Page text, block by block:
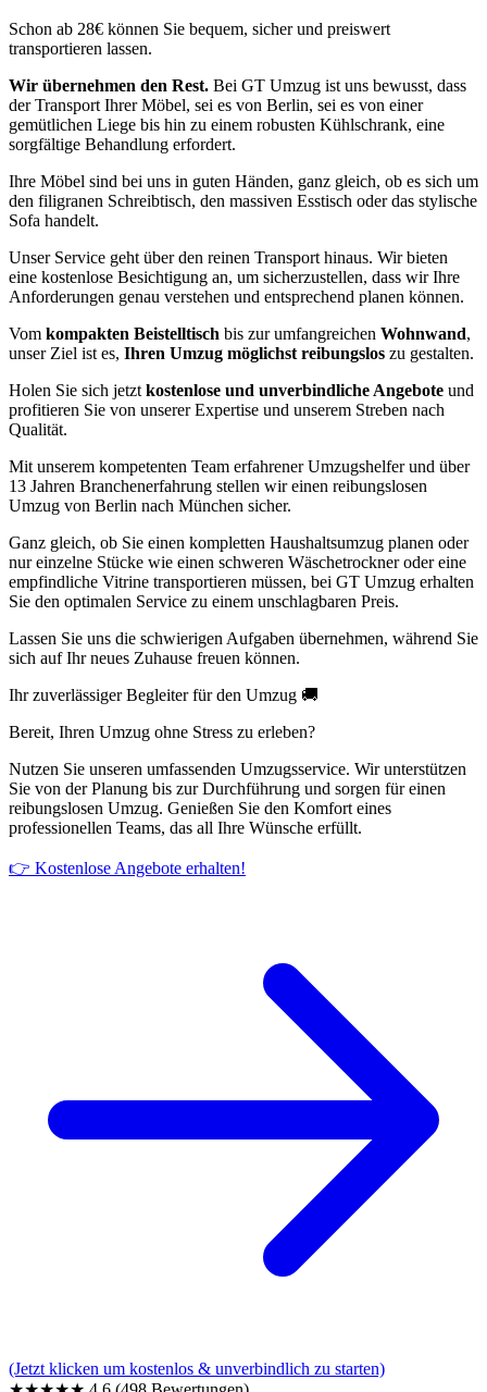
Schon ab 28€ können Sie bequem, sicher und preiswert
transportieren lassen.
Wir übernehmen den Rest. Bei GT Umzug ist uns bewusst, dass
der Transport Ihrer Möbel, sei es von Berlin, sei es von einer
gemütlichen Liege bis hin zu einem robusten Kühlschrank, eine
sorgfältige Behandlung erfordert.
Ihre Möbel sind bei uns in guten Händen, ganz gleich, ob es sich um
den filigranen Schreibtisch, den massiven Esstisch oder das stylische
Sofa handelt.
Unser Service geht über den reinen Transport hinaus. Wir bieten
eine kostenlose Besichtigung an, um sicherzustellen, dass wir Ihre
Anforderungen genau verstehen und entsprechend planen können.
Vom kompakten Beistelltisch bis zur umfangreichen Wohnwand,
unser Ziel ist es, Ihren Umzug möglichst reibungslos zu gestalten.
Holen Sie sich jetzt kostenlose und unverbindliche Angebote und
profitieren Sie von unserer Expertise und unserem Streben nach
Qualität.
Mit unserem kompetenten Team erfahrener Umzugshelfer und über
13 Jahren Branchenerfahrung stellen wir einen reibungslosen
Umzug von Berlin nach München sicher.
Ganz gleich, ob Sie einen kompletten Haushaltsumzug planen oder
nur einzelne Stücke wie einen schweren Wäschetrockner oder eine
empfindliche Vitrine transportieren müssen, bei GT Umzug erhalten
Sie den optimalen Service zu einem unschlagbaren Preis.
Lassen Sie uns die schwierigen Aufgaben übernehmen, während Sie
sich auf Ihr neues Zuhause freuen können.
Ihr zuverlässiger Begleiter für den Umzug 🚚
Bereit, Ihren Umzug ohne Stress zu erleben?
Nutzen Sie unseren umfassenden Umzugsservice. Wir unterstützen
Sie von der Planung bis zur Durchführung und sorgen für einen
reibungslosen Umzug. Genießen Sie den Komfort eines
professionellen Teams, das all Ihre Wünsche erfüllt.
👉 Kostenlose Angebote erhalten!
(Jetzt klicken um kostenlos & unverbindlich zu starten)